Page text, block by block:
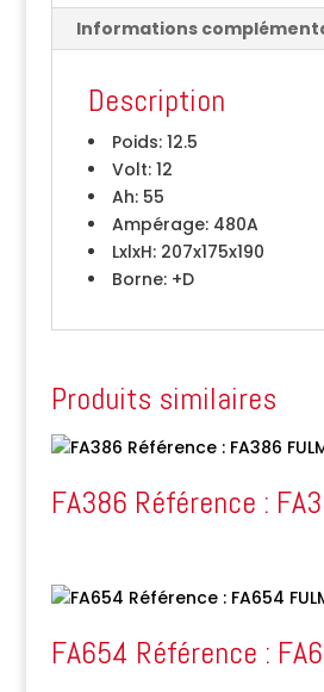
Informations
Description
Poids:12.5
Volt:12
Ah:55
Ampérage:480A
LxlxH:207x175x190
Borne:+D
Produits similaires
FA386 Référence :
FA654 Référence :